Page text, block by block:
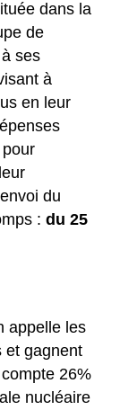
dans la
de
à ses
à
en leur
du
: du 25
appelle les
et gagnent
26%
nucléaire